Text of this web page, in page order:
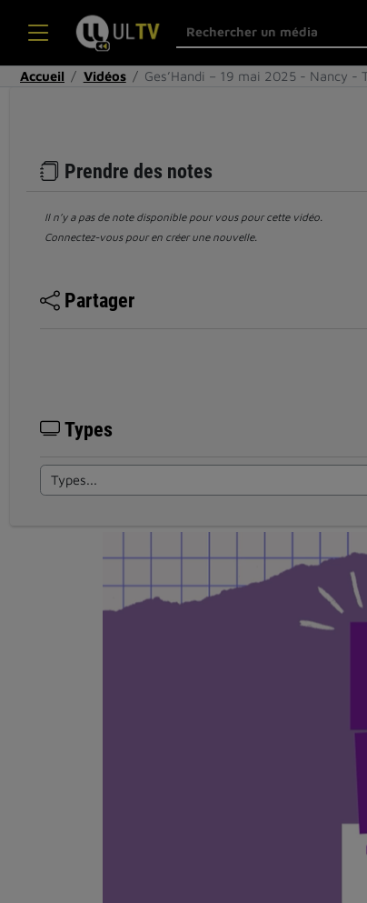
Accueil Vidéos Ges’Handi – 19 mai 2025 - Nancy -
Prendre des notes
Il n’y a pas de note disponible pour vous pour cette vidéo.
Connectez-vous pour en créer une nouvelle.
Partager
Types